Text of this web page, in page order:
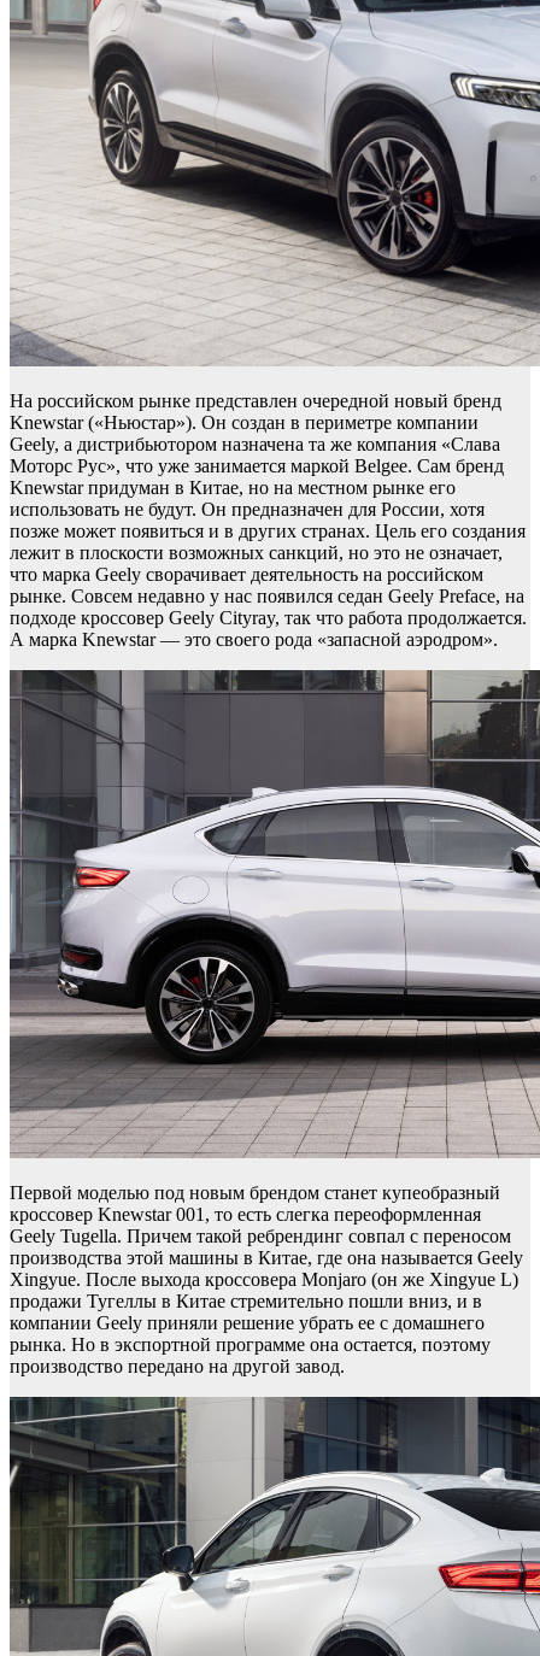
На российском рынке представлен очередной новый бренд
Knewstar («Ньюстар»). Он создан в периметре компании
Geely, а дистрибьютором назначена та же компания «Слава
Моторс Рус», что уже занимается маркой Belgee. Сам бренд
Knewstar придуман в Китае, но на местном рынке его
использовать не будут. Он предназначен для России, хотя
позже может появиться и в других странах. Цель его создания
лежит в плоскости возможных санкций, но это не означает,
что марка Geely сворачивает деятельность на российском
рынке. Совсем недавно у нас появился седан Geely Preface, на
подходе кроссовер Geely Cityray, так что работа продолжается.
А марка Knewstar — это своего рода «запасной аэродром».
Первой моделью под новым брендом станет купеобразный
кроссовер Knewstar 001, то есть слегка переоформленная
Geely Tugella. Причем такой ребрендинг совпал с переносом
производства этой машины в Китае, где она называется Geely
Xingyue. После выхода кроссовера Monjaro (он же Xingyue L)
продажи Тугеллы в Китае стремительно пошли вниз, и в
компании Geely приняли решение убрать ее с домашнего
рынка. Но в экспортной программе она остается, поэтому
производство передано на другой завод.